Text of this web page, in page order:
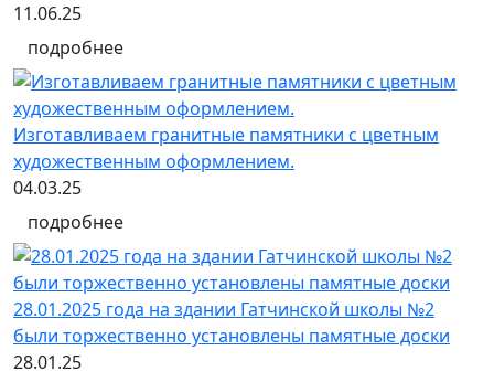
11.06.25
подробнее
Изготавливаем гранитные памятники с цветным
художественным оформлением.
04.03.25
подробнее
28.01.2025 года на здании Гатчинской школы №2
были торжественно установлены памятные доски
28.01.25